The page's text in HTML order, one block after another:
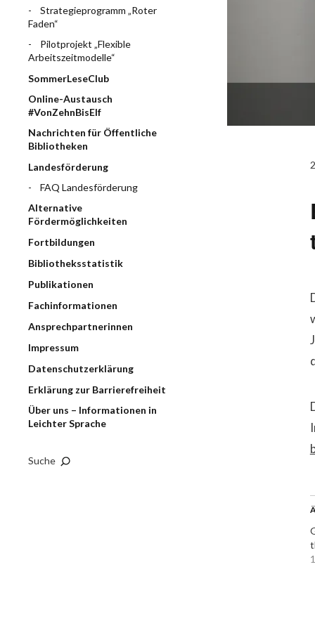
Strategieprogramm „Roter
Faden“
Pilotprojekt „Flexible
Arbeitszeitmodelle“
SommerLeseClub
Online-Austausch
#VonZehnBisElf
Nachrichten für Öffentliche
Bibliotheken
Landesförderung
FAQ Landesförderung
Alternative
Fördermöglichkeiten
Fortbildungen
Bibliotheksstatistik
Publikationen
Fachinformationen
Ansprechpartnerinnen
Impressum
Datenschutzerklärung
Erklärung zur Barrierefreiheit
Über uns – Informationen in
Leichter Sprache
Suche